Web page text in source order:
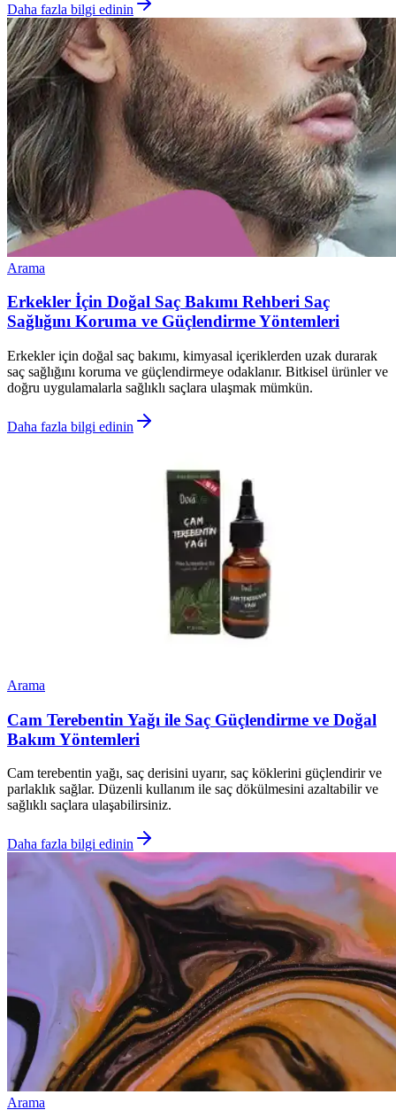
Daha fazla bilgi edinin
Arama
Erkekler İçin Doğal Saç Bakımı Rehberi Saç
Sağlığını Koruma ve Güçlendirme Yöntemleri
Erkekler için doğal saç bakımı, kimyasal içeriklerden uzak durarak
saç sağlığını koruma ve güçlendirmeye odaklanır. Bitkisel ürünler ve
doğru uygulamalarla sağlıklı saçlara ulaşmak mümkün.
Daha fazla bilgi edinin
Arama
Cam Terebentin Yağı ile Saç Güçlendirme ve Doğal
Bakım Yöntemleri
Cam terebentin yağı, saç derisini uyarır, saç köklerini güçlendirir ve
parlaklık sağlar. Düzenli kullanım ile saç dökülmesini azaltabilir ve
sağlıklı saçlara ulaşabilirsiniz.
Daha fazla bilgi edinin
Arama